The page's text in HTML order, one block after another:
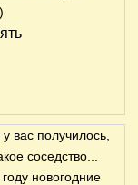
вас получилось,
соседство...
новогодние